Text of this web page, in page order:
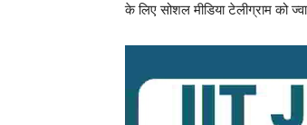
के लिए सोशल मीडिया टेलीग्राम को